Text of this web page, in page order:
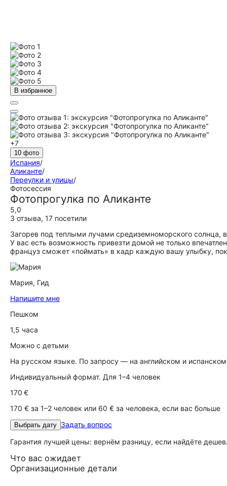
В избранное
+7
10 фото
Испания/
Аликанте/
Переулки и улицы/
Фотосессия
Фотопрогулка по Аликанте
5,0
3 отзыва, 17 посетили
Загорев под теплыми лучами средиземноморского солнца,
У вас есть возможность привезти домой не только
француз сможет «поймать» в кадр каждую вашу улыбку,
Мария, Гид
Напишите мне
Пешком
1,5 часа
Можно с детьми
На русском языке. По запросу — на английском и
Индивидуальный формат. Для 1–4 человек
170 €
170 € за 1–2 человек или 60 € за человека, если вас больше
Выбрать дату Задать вопрос
Гарантия лучшей цены: вернём разницу, если найдёте
Что вас ожидает
Организационные детали